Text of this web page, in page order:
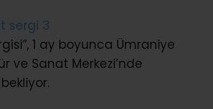
1 ay boyunca Ümraniye
ve Sanat Merkezi’nde